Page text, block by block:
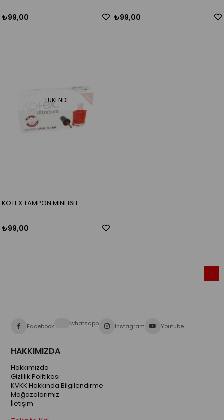
₺99,00 ₺99,00
TÜKENDI
KOTEX TAMPON MINI 16LI
₺99,00
1
Facebook whatsapp Instagram Youtube
HAKKIMIZDA
Hakkımızda
Gizlilik Politikası
KVKK Hakkında Bilgilendirme
Mağazalarımız
İletişim